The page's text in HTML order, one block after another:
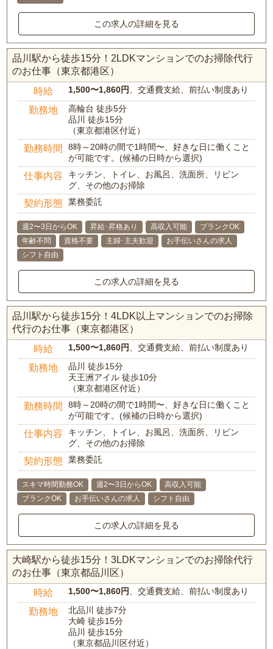
この求人の詳細を見る
品川駅から徒歩15分！2LDKマンションでのお掃除代行
のお仕事（東京都港区）
時給 1,500〜1,860円、交通費支給、前払い制度あり
勤務地
高輪台 徒歩5分
品川 徒歩15分
（東京都港区付近）
勤務時間
8時～20時の間で1時間〜、好きな日に働くこと
が可能です。(候補の日時から選択)
仕事内容
キッチン、トイレ、お風呂、洗面所、リビン
グ、その他のお掃除
契約形態 業務委託
週2〜3日からOK 昇給･昇格あり 高収入可能
ブランクOK
年齢不問
資格不要 主婦･主夫歓迎
お手伝いさんの求人
シフト自由
この求人の詳細を見る
品川駅から徒歩15分！4LDK以上マンションでのお掃除
代行のお仕事（東京都港区）
時給 1,500〜1,860円、交通費支給、前払い制度あり
勤務地
品川 徒歩15分
天王洲アイル 徒歩10分
（東京都港区付近）
勤務時間
8時～20時の間で1時間〜、好きな日に働くこと
が可能です。(候補の日時から選択)
仕事内容
キッチン、トイレ、お風呂、洗面所、リビン
グ、その他のお掃除
契約形態 業務委託
スキマ時間勤務OK 週2〜3日からOK
高収入可能
ブランクOK
お手伝いさんの求人 シフト自由
この求人の詳細を見る
大崎駅から徒歩15分！3LDKマンションでのお掃除代行
のお仕事（東京都品川区）
時給 1,500〜1,860円、交通費支給、前払い制度あり
勤務地
北品川 徒歩7分
大崎 徒歩15分
品川 徒歩15分
（東京都品川区付近）